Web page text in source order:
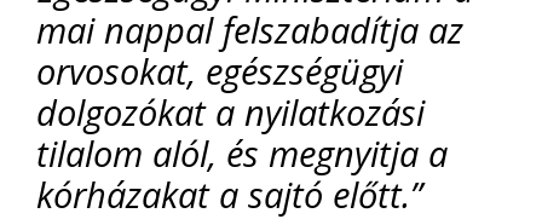
mai nappal felszabadítja az
orvosokat, egészségügyi
dolgozókat a nyilatkozási
tilalom alól, és megnyitja a
kórházakat a sajtó előtt.”